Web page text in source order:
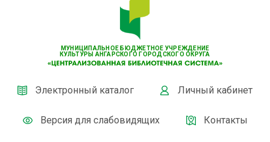
МУНИЦИПАЛЬНОЕ БЮДЖЕТНОЕ УЧРЕЖДЕНИЕ
КУЛЬТУРЫ АНГАРСКОГО ГОРОДСКОГО ОКРУГА
Электронный каталог Личный кабинет
Версия для слабовидящих Контакты